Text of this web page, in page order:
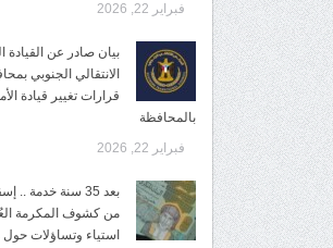
فبراير 22, 2026
بيان صادر عن القيادة
الانتقالي الجنوبي
قرارات تغيير قيادة
بالمحافظة
فبراير 22, 2026
بعد 35 سنة خدمة
من كشوف المكرمة
استياء وتساؤلات